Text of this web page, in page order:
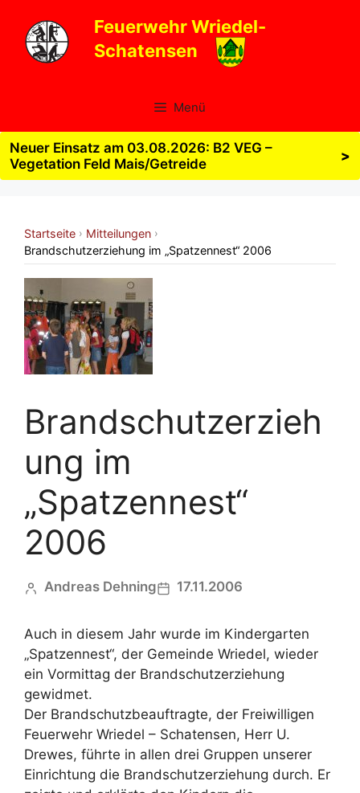
Inhalt
springen
Feuerwehr Wriedel-
Schatensen
Menü
Neuer Einsatz am 03.08.2026: B2 VEG –
Vegetation Feld Mais/Getreide
>
Startseite › Mitteilungen ›
Brandschutzerziehung im „Spatzennest“ 2006
Brandschutzerzieh
ung im
„Spatzennest“
2006
Andreas Dehning 17.11.2006
Auch in diesem Jahr wurde im Kindergarten
„Spatzennest“, der Gemeinde Wriedel, wieder
ein Vormittag der Brandschutzerziehung
gewidmet.
Der Brandschutzbeauftragte, der Freiwilligen
Feuerwehr Wriedel – Schatensen, Herr U.
Drewes, führte in allen drei Gruppen unserer
Einrichtung die Brandschutzerziehung durch. Er